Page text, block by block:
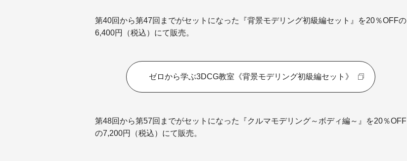
第40回から第47回までがセットになった『背景モデリング初級編セット』を20％OFFの
6,400円（税込）にて販売。
ゼロから学ぶ3DCG教室《背景モデリング初級編セット》
第48回から第57回までがセットになった『クルマモデリング～ボディ編～』を20％OFF
の7,200円（税込）にて販売。